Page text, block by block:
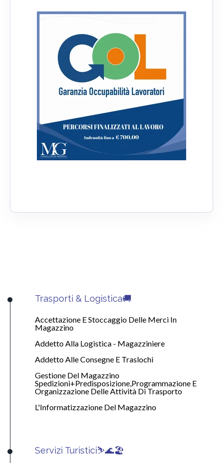
Trasporti & Logistica🚚
Accettazione E Stoccaggio Delle Merci In
Magazzino
Addetto Alla Logistica - Magazziniere
Addetto Alle Consegne E Traslochi
Gestione Del Magazzino
Spedizioni+Predisposizione,Programmazione E
Organizzazione Delle Attività Di Trasporto
L'Informatizzazione Del Magazzino
Servizi Turistici⛷️🌊🏖️